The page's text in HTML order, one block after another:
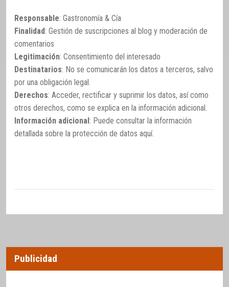
Responsable: Gastronomía & Cía
Finalidad: Gestión de suscripciones al blog y moderación de
comentarios
Legitimación: Consentimiento del interesado
Destinatarios: No se comunicarán los datos a terceros, salvo
por una obligación legal.
Derechos: Acceder, rectificar y suprimir los datos, así como
otros derechos, como se explica en la información adicional.
Información adicional: Puede consultar la información
detallada sobre la protección de datos aquí.
Publicidad